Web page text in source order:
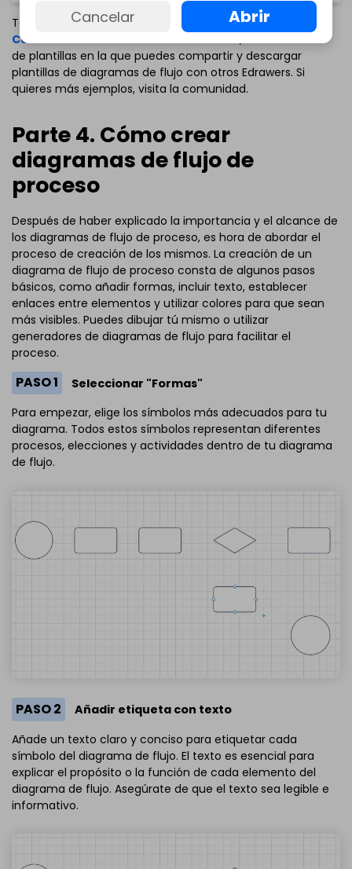
Haz clic para descargar y utilizar esta plantilla.
El archivoeddxdebe abrirse en EdrawMax.
Si aún no lo tienes, puedes descargarEdrawMax gratis
desde el enlace que se encuentra
a continuación.
También puedes probarEdrawMax en líneagratis desde
el enlace que se encuentra
Todas las plantillas que has visto pertenecen a la
Comunidad de Plantillas de EdrawMax
de plantillas en la que puedes compartir y descargar
plantillas de diagramas de flujo con otros Edrawers. Si
quieres más ejemplos, visita la comunidad.
Parte 4. Cómo crear
diagramas de flujo de
proceso
Después de haber explicado la importancia y el alcance de
los diagramas de flujo de proceso, es hora de abordar el
proceso de creación de los mismos. La creación de un
diagrama de flujo de proceso consta de algunos pasos
básicos, como añadir formas, incluir texto, establecer
enlaces entre elementos y utilizar colores para que sean
más visibles. Puedes dibujar tú mismo o utilizar
generadores de diagramas de flujo para facilitar el
proceso.
PASO 1
Seleccionar "Formas"
Para empezar, elige los símbolos más adecuados para tu
diagrama. Todos estos símbolos representan diferentes
procesos, elecciones y actividades dentro de tu diagrama
de flujo.
PASO 2
Añadir etiqueta con texto
Añade un texto claro y conciso para etiquetar cada
símbolo del diagrama de flujo. El texto es esencial para
explicar el propósito o la función de cada elemento del
diagrama de flujo. Asegúrate de que el texto sea legible e
informativo.
Cancelar Abrir